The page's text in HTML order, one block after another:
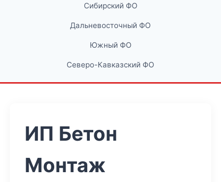
Сибирский ФО
Дальневосточный ФО
Южный ФО
Северо-Кавказский ФО
ИП Бетон
Монтаж